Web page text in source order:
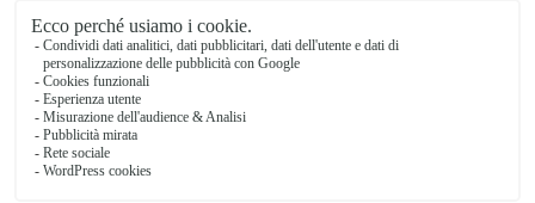
Veronese Fiori Snc
VIGEVANO
★★★★★ 4.7 (134)
Corso Genova 17
Vedi il negozio